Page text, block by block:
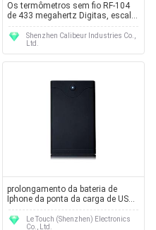
Os termômetros sem fio RF-104
de 433 megahertz Digitas, escala
de RX são -5℃ a 55℃ e a precisão
é ±1℃Shenzhen Calibeur Industries Co.,
Ltd.
prolongamento da bateria de
Iphone da ponta da carga de USB
da capacidade 2100mAh mini
para IPodLe Touch (Shenzhen) Electronics
Co., Ltd.